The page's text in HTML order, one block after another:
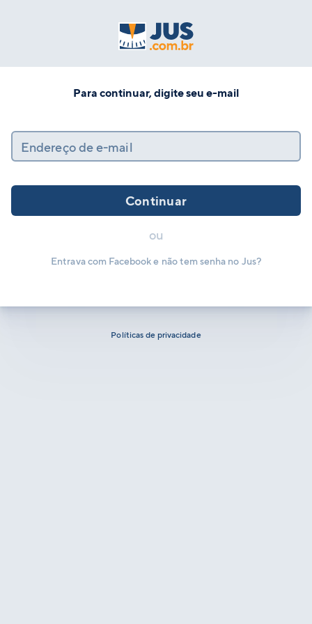
Para continuar, digite seu e-mail
Endereço de e-mail
Continuar
ou
Entrava com Facebook e não tem senha no Jus?
Políticas de privacidade